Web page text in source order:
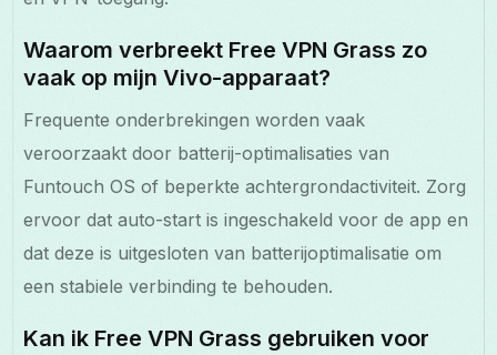
Waarom verbreekt Free VPN Grass zo
vaak op mijn Vivo-apparaat?
Frequente onderbrekingen worden vaak
veroorzaakt door batterij-optimalisaties van
Funtouch OS of beperkte achtergrondactiviteit. Zorg
ervoor dat auto-start is ingeschakeld voor de app en
dat deze is uitgesloten van batterijoptimalisatie om
een stabiele verbinding te behouden.
Kan ik Free VPN Grass gebruiken voor